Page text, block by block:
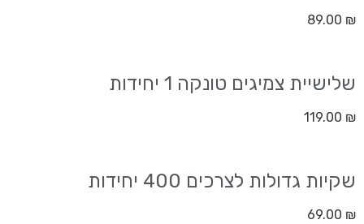
89.00 ₪
שלישיית צמיגים טונקה 1 יחידות
119.00 ₪
שקיות גדולות לצרכים 400 יחידות
69.00 ₪